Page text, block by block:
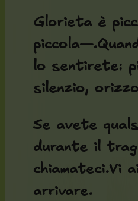
Glorieta è
lo sentirete:
silenzio,
Se avete
durante il
chiamateci.Vi
arrivare.